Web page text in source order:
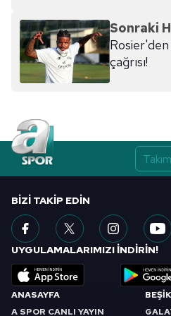
ilgili mevzuata uygun olarak
almak için lütfentıklayınız.
Sonraki
çağrısı!
ANASAYFA
A SPOR CANLI YAYIN
BIZI TAKIP EDIN
UYGULAMALARIMIZI İNDİRİN!